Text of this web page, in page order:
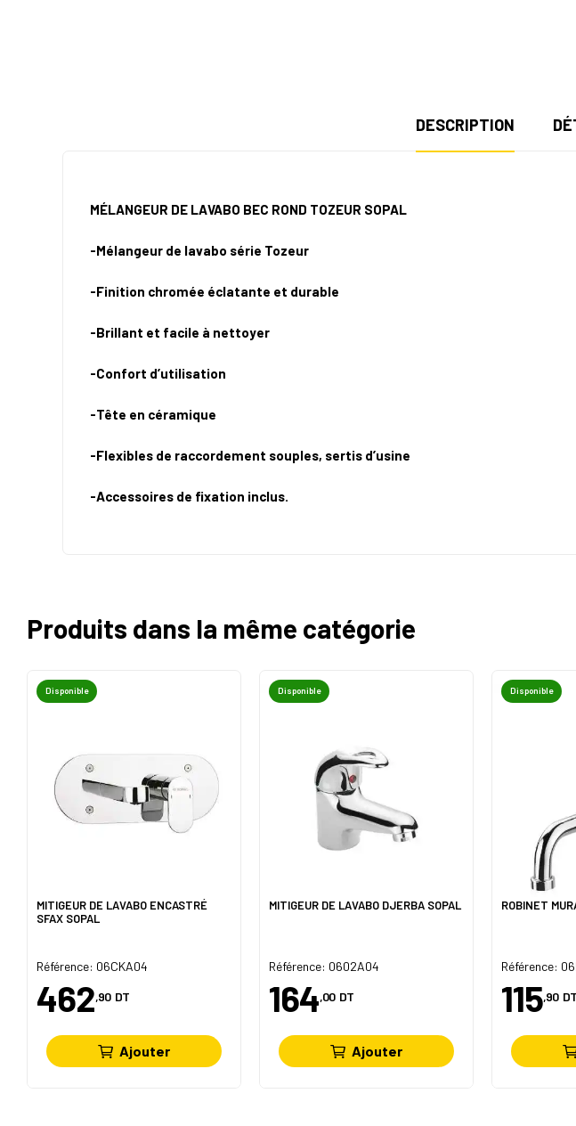
DESCRIPTION
MÉLANGEUR DE LAVABO BEC ROND TOZEUR SOPAL
-Mélangeur de lavabo série Tozeur
-Finition chromée éclatante et durable
-Brillant et facile à nettoyer
-Confort d’utilisation
-Tête en céramique
-Flexibles de raccordement souples, sertis d’usine
-Accessoires de fixation inclus.
Produits dans la même catégorie
Disponible
MITIGEUR DE LAVABO ENCASTRÉ
SFAX SOPAL
Référence: 06CKA04
462,90 DT
Ajouter
Disponible
MITIGEUR DE LAVABO DJERBA SOPAL
Référence: 0602A04
164,00 DT
Ajouter
Disponible
ROBINET
Référence:
115,90 DT